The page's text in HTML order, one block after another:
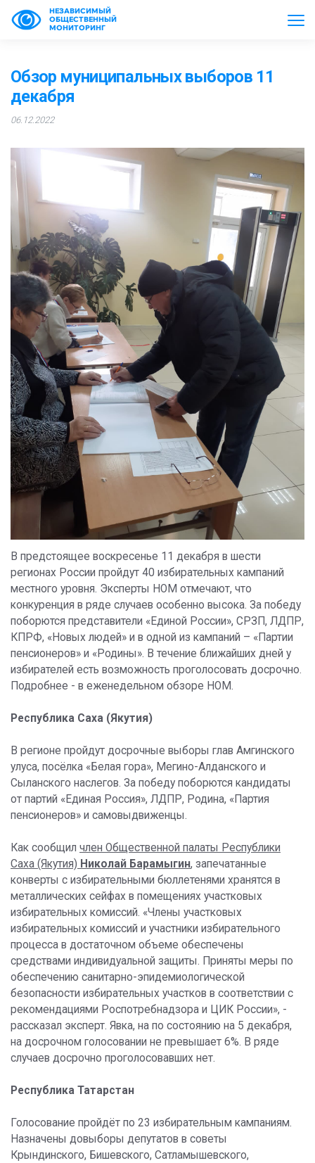
НЕЗАВИСИМЫЙ
ОБЩЕСТВЕННЫЙ
МОНИТОРИНГ
Обзор муниципальных выборов 11
декабря
06.12.2022
В предстоящее воскресенье 11 декабря в шести
регионах России пройдут 40 избирательных кампаний
местного уровня. Эксперты НОМ отмечают, что
конкуренция в ряде случаев особенно высока. За победу
поборются представители «Единой России», СРЗП, ЛДПР,
КПРФ, «Новых людей» и в одной из кампаний – «Партии
пенсионеров» и «Родины». В течение ближайших дней у
избирателей есть возможность проголосовать досрочно.
Подробнее - в еженедельном обзоре НОМ.
Республика Саха (Якутия)
В регионе пройдут досрочные выборы глав Амгинского
улуса, посёлка «Белая гора», Мегино-Алданского и
Сыланского наслегов. За победу поборются кандидаты
от партий «Единая Россия», ЛДПР, Родина, «Партия
пенсионеров» и самовыдвиженцы.
Как сообщил член Общественной палаты Республики
Саха (Якутия) Николай Барамыгин, запечатанные
конверты с избирательными бюллетенями хранятся в
металлических сейфах в помещениях участковых
избирательных комиссий. «Члены участковых
избирательных комиссий и участники избирательного
процесса в достаточном объеме обеспечены
средствами индивидуальной защиты. Приняты меры по
обеспечению санитарно-эпидемиологической
безопасности избирательных участков в соответствии с
рекомендациями Роспотребнадзора и ЦИК России», -
рассказал эксперт. Явка, на по состоянию на 5 декабря,
на досрочном голосовании не превышает 6%. В ряде
случаев досрочно проголосовавших нет.
Республика Татарстан
Голосование пройдёт по 23 избирательным кампаниям.
Назначены довыборы депутатов в советы
Крындинского, Бишевского, Сатламышевского,